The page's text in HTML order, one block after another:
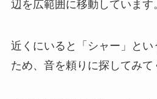
辺を広範囲に移動しています
近くにいると「シャー」とい
ため、音を頼りに探してみて